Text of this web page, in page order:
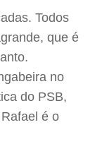
Todos
que é
no
do PSB,
é o